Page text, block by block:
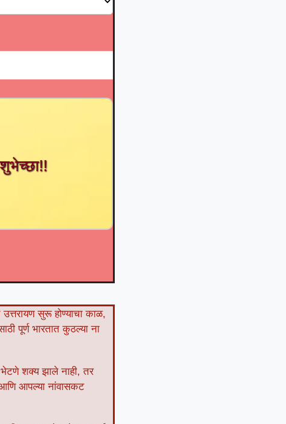
सुरू होण्याचा काळ,
पूर्ण भारतात कुठल्या ना
शक्य झाले नाही, तर
आपल्या नांवासकट